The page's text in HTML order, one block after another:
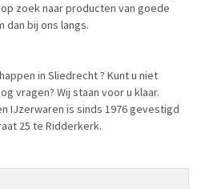
zoek naar producten van goede
dan bij ons langs.
in Sliedrecht ? Kunt u niet
vragen? Wij staan voor u klaar.
IJzerwaren is sinds 1976 gevestigd
25 te Ridderkerk.